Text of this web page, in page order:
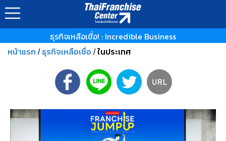
ธุรกิจเหลือเชื่อ! : Incredible Business
หน้าแรก / ธุรกิจเหลือเชื่อ /ในประเทศ